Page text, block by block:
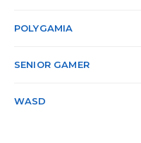
POLYGAMIA
SENIOR GAMER
WASD